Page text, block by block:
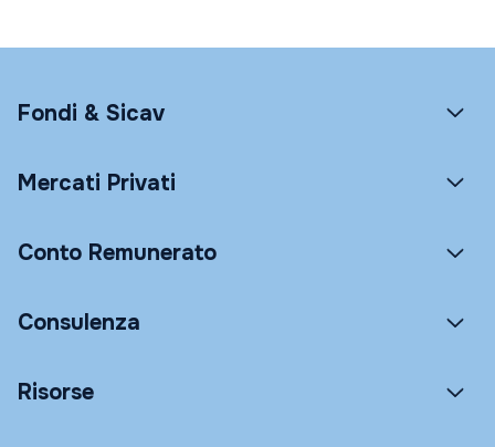
Fondi & Sicav
Mercati Privati
Conto Remunerato
Consulenza
Risorse